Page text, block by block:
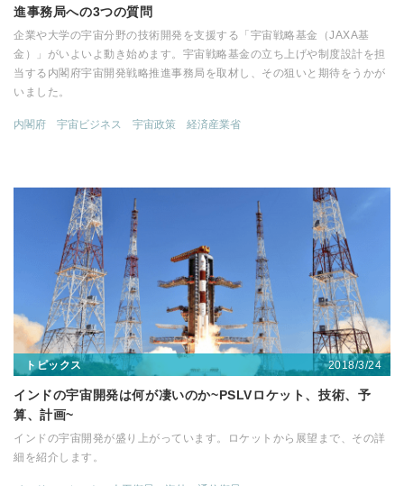
進事務局への3つの質問
企業や大学の宇宙分野の技術開発を支援する「宇宙戦略基金（JAXA基
金）」がいよいよ動き始めます。宇宙戦略基金の立ち上げや制度設計を担
当する内閣府宇宙開発戦略推進事務局を取材し、その狙いと期待をうかが
いました。
内閣府 宇宙ビジネス 宇宙政策 経済産業省
トピックス 2018/3/24
インドの宇宙開発は何が凄いのか~PSLVロケット、技術、予
算、計画~
インドの宇宙開発が盛り上がっています。ロケットから展望まで、その詳
細を紹介します。